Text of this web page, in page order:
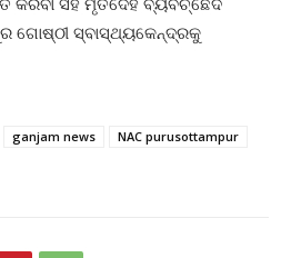
ଗୋଷ୍ଠୀ ସ୍ବାସ୍ଥ୍ୟକେନ୍ଦ୍ରକୁ
ganjam news
NAC purusottampur